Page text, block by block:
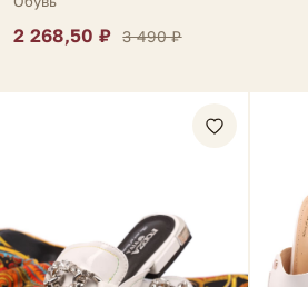
2 268,50 ₽ 3 490 ₽